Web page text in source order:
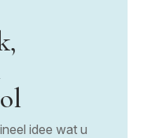
idee wat u